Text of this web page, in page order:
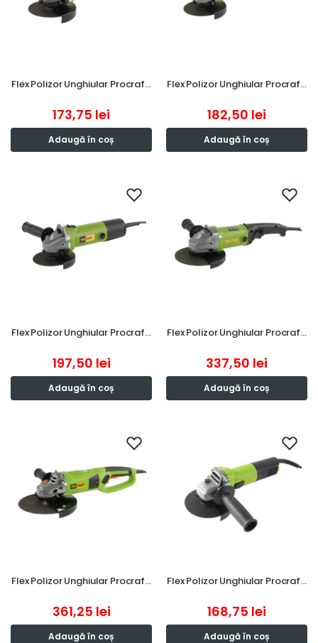
Flex Polizor Unghiular Procraf…
173,75 lei
Adaugă în coș
Flex Polizor Unghiular Procraf…
182,50 lei
Adaugă în coș
Flex Polizor Unghiular Procraf…
197,50 lei
Adaugă în coș
Flex Polizor Unghiular Procraf…
337,50 lei
Adaugă în coș
Flex Polizor Unghiular Procraf…
361,25 lei
Adaugă în coș
Flex Polizor Unghiular Procraf…
168,75 lei
Adaugă în coș